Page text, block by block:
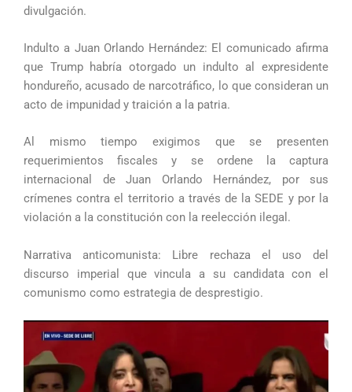
divulgación.
Indulto a Juan Orlando Hernández: El comunicado afirma
que Trump habría otorgado un indulto al expresidente
hondureño, acusado de narcotráfico, lo que consideran un
acto de impunidad y traición a la patria.
Al mismo tiempo exigimos que se presenten
requerimientos fiscales y se ordene la captura
internacional de Juan Orlando Hernández, por sus
crímenes contra el territorio a través de la SEDE y por la
violación a la constitución con la reelección ilegal.
Narrativa anticomunista: Libre rechaza el uso del
discurso imperial que vincula a su candidata con el
comunismo como estrategia de desprestigio.